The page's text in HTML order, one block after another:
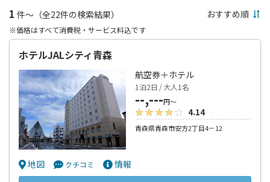
1 件～（全22件の検索結果）
※価格はすべて消費税・サービス料込です
ホテルJALシティ青森
航空券＋ホテル
1泊2日 / 大人1名
--,---円～
4.14
青森県青森市安方2丁目4－12
地図 クチコミ 情報